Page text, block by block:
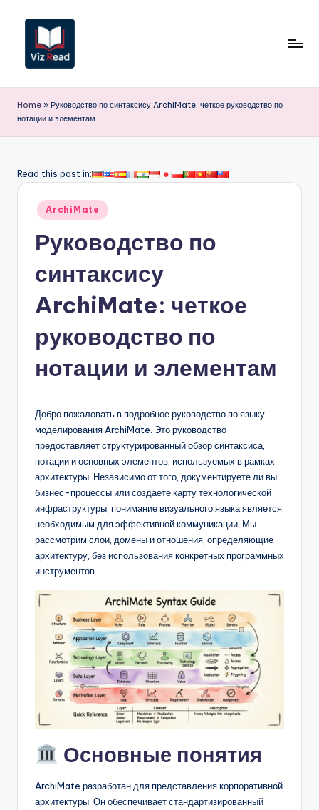
Перейти
содержимому
iz
R
a
S
o
w
Home » Руководство по синтаксису ArchiMate: четкое руководство по
нотации и элементам
Read this post in:
Опубликовано
ArchiMate
Руководство по
синтаксису
ArchiMate: четкое
руководство по
нотации и элементам
Добро пожаловать в подробное руководство по языку
моделирования ArchiMate. Это руководство
предоставляет структурированный обзор синтаксиса,
нотации и основных элементов, используемых в рамках
архитектуры. Независимо от того, документируете ли вы
бизнес-процессы или создаете карту технологической
инфраструктуры, понимание визуального языка является
необходимым для эффективной коммуникации. Мы
рассмотрим слои, домены и отношения, определяющие
архитектуру, без использования конкретных программных
инструментов.
Основные понятия
ArchiMate разработан для представления корпоративной
архитектуры. Он обеспечивает стандартизированный